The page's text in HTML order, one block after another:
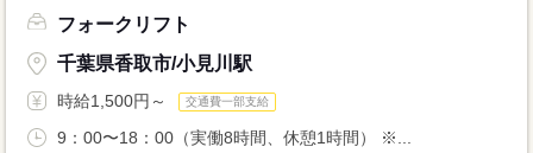
フォークリフト
千葉県香取市/小見川駅
時給1,500円～ 交通費一部支給
9：00〜18：00（実働8時間、休憩1時間） ※...